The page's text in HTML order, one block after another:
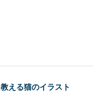
教える猫のイラスト